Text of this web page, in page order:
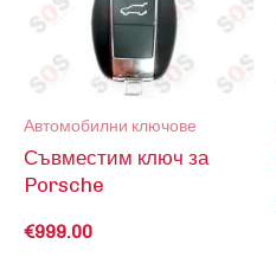
Автомобилни ключове
Съвместим ключ за
Porsche
€999.00